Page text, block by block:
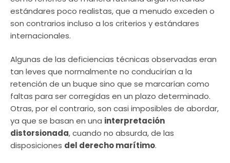
estándares poco realistas, que a menudo exceden o
son contrarios incluso a los criterios y estándares
internacionales.
Algunas de las deficiencias técnicas observadas eran
tan leves que normalmente no conducirían a la
retención de un buque sino que se marcarían como
faltas para ser corregidas en un plazo determinado.
Otras, por el contrario, son casi imposibles de abordar,
ya que se basan en una interpretación
distorsionada, cuando no absurda, de las
disposiciones del derecho marítimo.